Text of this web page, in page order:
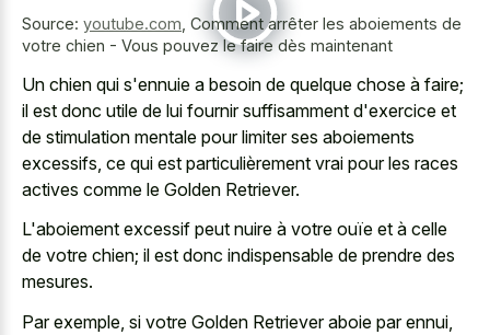
Source: youtube.com Comment arrêter les aboiements de
votre chien - Vous pouvez le faire dès maintenant
Un chien qui s'ennuie a besoin de quelque chose à faire;
il est donc utile de lui fournir suffisamment d'exercice et
de stimulation mentale pour limiter ses aboiements
excessifs, ce qui est particulièrement vrai pour les races
actives comme le Golden Retriever.
L'aboiement excessif peut nuire à votre ouïe et à celle
de votre chien; il est donc indispensable de prendre des
mesures.
Par exemple, si votre Golden Retriever aboie par ennui,